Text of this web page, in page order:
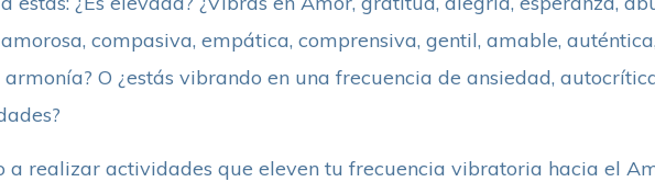
compasiva, empática, comprensiva, gentil, amable,
O ¿estás vibrando en una frecuencia de ansiedad,
a realizar actividades que eleven tu frecuencia vibratoria hacia el